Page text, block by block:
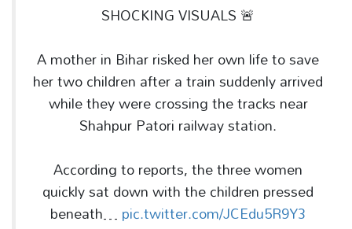
SHOCKING VISUALS 🚨
A mother in Bihar risked her own life to save
her two children after a train suddenly arrived
while they were crossing the tracks near
Shahpur Patori railway station.
According to reports, the three women
quickly sat down with the children pressed
beneath…pic.twitter.com/JCEdu5R9Y3